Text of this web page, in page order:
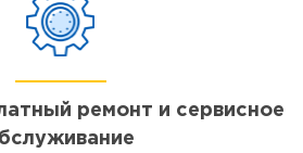
ремонт и сервисное